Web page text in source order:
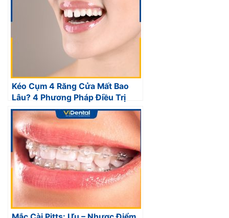
Kéo Cụm 4 Răng Cửa Mất Bao
Lâu? 4 Phương Pháp Điều Trị